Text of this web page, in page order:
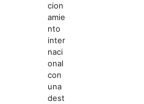
cion
amie
nto
inter
naci
onal
con
una
dest